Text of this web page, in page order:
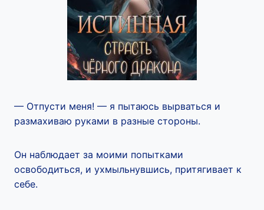
— Отпусти меня! — я пытаюсь вырваться и
размахиваю руками в разные стороны.
Он наблюдает за моими попытками
освободиться, и ухмыльнувшись, притягивает к
себе.